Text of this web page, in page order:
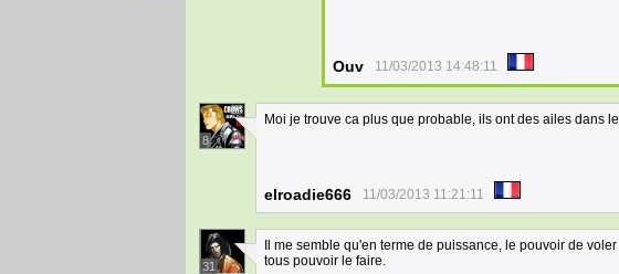
Ouv 11/03/2013 14:48:11
8
Moi je trouve ca plus que probable, ils ont des ailes dans
elroadie666 11/03/2013 11:21:11
31
Il me semble qu'en terme de puissance, le pouvoir de
tous pouvoir le faire.